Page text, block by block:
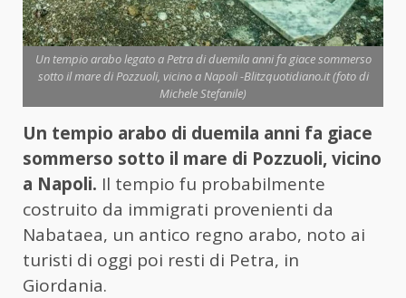
Un tempio arabo legato a Petra di duemila anni fa giace sommerso
sotto il mare di Pozzuoli, vicino a Napoli -Blitzquotidiano.it (foto di
Michele Stefanile)
Un tempio arabo di duemila anni fa giace
sommerso sotto il mare di Pozzuoli, vicino
a Napoli. Il tempio fu probabilmente
costruito da immigrati provenienti da
Nabataea, un antico regno arabo, noto ai
turisti di oggi poi resti di Petra, in
Giordania.